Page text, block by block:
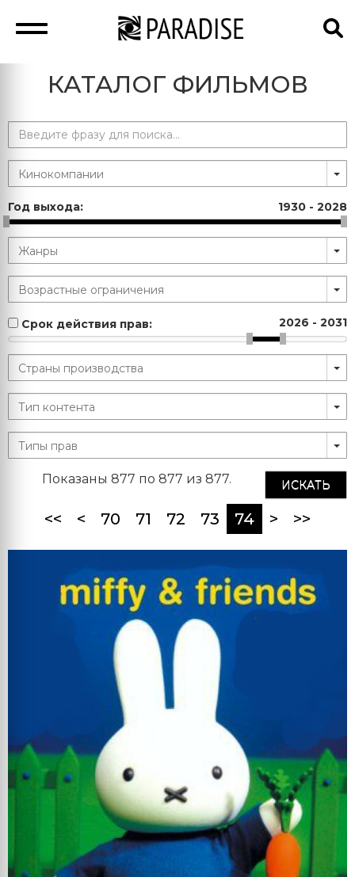
КАТАЛОГ ФИЛЬМОВ
Год выхода: 1930 - 2028
Срок действия прав: 2026 - 2031
ИСКАТЬ
Показаны 877 по 877 из 877.
<< < 70 71 72 73 74(current)
> >>